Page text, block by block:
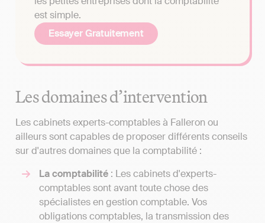
est simple.
Essayer Gratuitement
Les domaines d’intervention
Les cabinets experts-comptables à Falleron ou
ailleurs sont capables de proposer différents conseils
sur d'autres domaines que la comptabilité :
La comptabilité : Les cabinets d'experts-
comptables sont avant toute chose des
spécialistes en gestion comptable. Vos
obligations comptables, la transmission des